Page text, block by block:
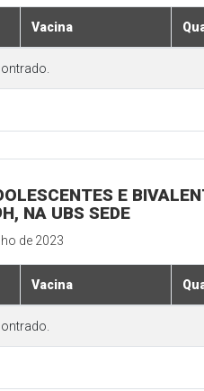
Vacina
E
NA UBS SEDE
de 2023
Vacina